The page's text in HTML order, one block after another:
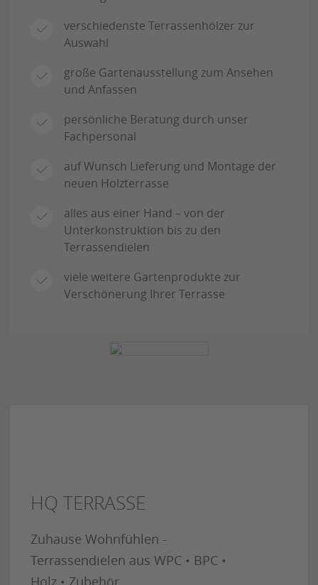
verschiedenste Terrassenhölzer zur
Auswahl
große Gartenausstellung zum Ansehen
und Anfassen
persönliche Beratung durch unser
Fachpersonal
auf Wunsch Lieferung und Montage der
neuen Holzterrasse
alles aus einer Hand – von der
Unterkonstruktion bis zu den
Terrassendielen
viele weitere Gartenprodukte zur
Verschönerung Ihrer Terrasse
HQ TERRASSE
Zuhause Wohnfühlen -
Terrassendielen aus WPC • BPC •
Holz • Zubehör